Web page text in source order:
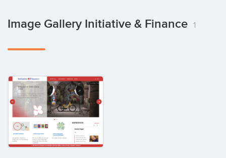
Image Gallery Initiative & Finance 1